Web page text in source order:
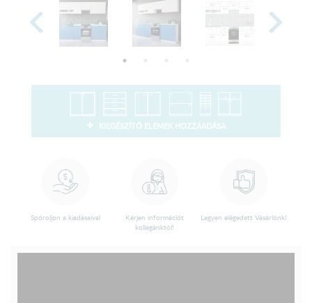
KIEGÉSZÍTŐ ELEMEK HOZZÁADÁSA
Spóroljon a kiadásaival
Kérjen információt
kollegánktól!
Legyen elégedett Vásárlónk!